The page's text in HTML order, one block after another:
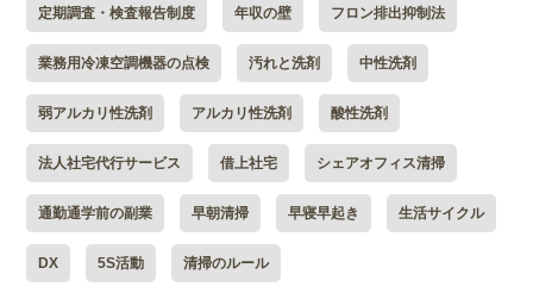
定期調査・検査報告制度 年収の壁 フロン排出抑制法
業務用冷凍空調機器の点検 汚れと洗剤 中性洗剤
弱アルカリ性洗剤 アルカリ性洗剤 酸性洗剤
法人社宅代行サービス 借上社宅 シェアオフィス清掃
通勤通学前の副業 早朝清掃 早寝早起き 生活サイクル
DX 5S活動 清掃のルール